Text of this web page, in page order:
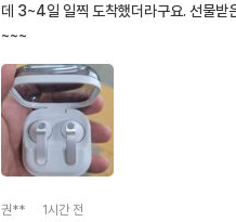
데 3~4일 일찍 도착했더라구요. 선물받
~~~
권** 1시간 전